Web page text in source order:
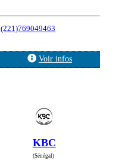
(221)769049463
Voir infos
KBC
(Sénégal)